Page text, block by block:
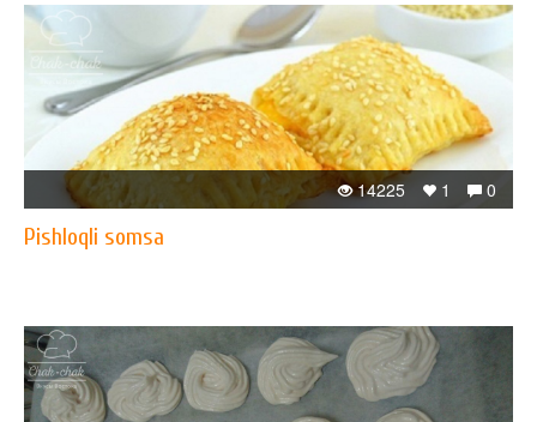
0
1
14225
Pishloqli somsa